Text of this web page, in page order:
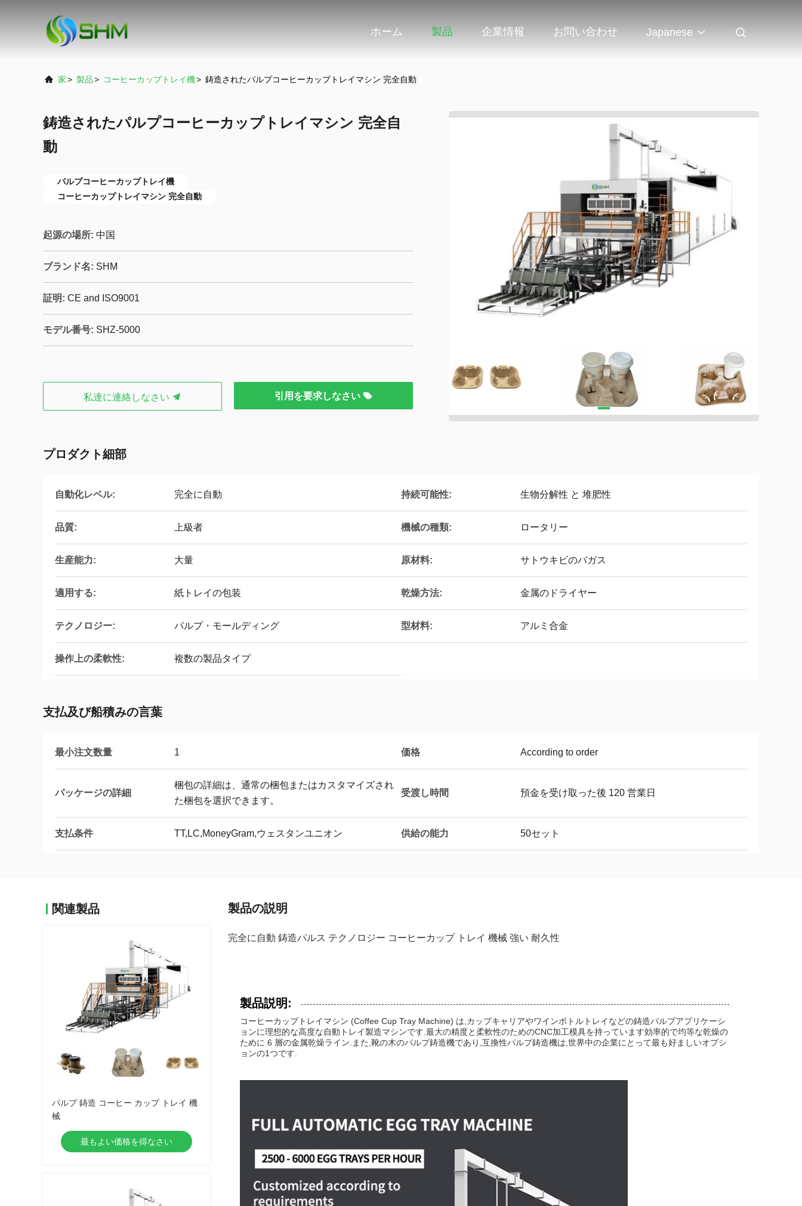
ホーム 製品 企業情報 お問い合わせ Japanese
家> 製品> コーヒーカップトレイ機> 鋳造されたパルプコーヒーカップトレイマシン 完全自動
鋳造されたパルプコーヒーカップトレイマシン 完全自
動
パルプコーヒーカップトレイ機
コーヒーカップトレイマシン 完全自動
起源の場所: 中国
ブランド名: SHM
証明: CE and ISO9001
モデル番号: SHZ-5000
私達に連絡しなさい 引用を要求しなさい
プロダクト細部
自動化レベル: 完全に自動 持続可能性: 生物分解性 と 堆肥性
品質: 上級者 機械の種類: ロータリー
生産能力: 大量 原材料: サトウキビのバガス
適用する: 紙トレイの包装 乾燥方法: 金属のドライヤー
テクノロジー: パルプ・モールディング 型材料: アルミ合金
操作上の柔軟性: 複数の製品タイプ
支払及び船積みの言葉
最小注文数量 1 価格 According to order
パッケージの詳細
梱包の詳細は、通常の梱包またはカスタマイズされ
た梱包を選択できます。
受渡し時間 預金を受け取った後 120 営業日
支払条件 TT,LC,MoneyGram,ウェスタンユニオン 供給の能力 50セット
関連製品
パルプ 鋳造 コーヒー カップ トレイ 機
械
最もよい価格を得なさい
製品の説明
完全に自動 鋳造パルス テクノロジー コーヒーカップ トレイ 機械 強い 耐久性
製品説明:
コーヒーカップトレイマシン (Coffee Cup Tray Machine) は,カップキャリアやワインボトルトレイなどの鋳造パルプアプリケーシ
ョンに理想的な高度な自動トレイ製造マシンです.最大の精度と柔軟性のためのCNC加工模具を持っています効率的で均等な乾燥の
ために 6 層の金属乾燥ライン.また,靴の木のパルプ鋳造機であり,互換性パルプ鋳造機は,世界中の企業にとって最も好ましいオプシ
ョンの1つです.